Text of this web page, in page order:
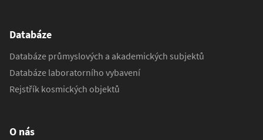
Databáze
Databáze průmyslových a akademických subjektů
Databáze laboratorního vybavení
Rejstřík kosmických objektů
O nás